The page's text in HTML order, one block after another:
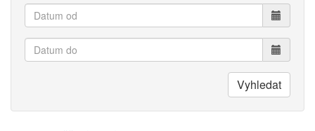
Datum
od
Datum
do
Vyhledat